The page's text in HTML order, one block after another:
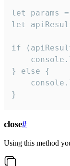
let
let
if
} else {
}
close#
Using this method